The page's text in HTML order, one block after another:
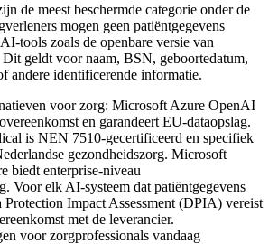
de meest beschermde categorie onder de
mogen geen patiëntgegevens
tools zoals de openbare versie van
geldt voor naam, BSN, geboortedatum,
andere identificerende informatie.
voor zorg: Microsoft Azure OpenAI
en garandeert EU-dataopslag.
is NEN 7510-gecertificeerd en specifiek
gezondheidszorg. Microsoft
biedt enterprise-niveau
Voor elk AI-systeem dat patiëntgegevens
Impact Assessment (DPIA) vereist
met de leverancier.
voor zorgprofessionals vandaag